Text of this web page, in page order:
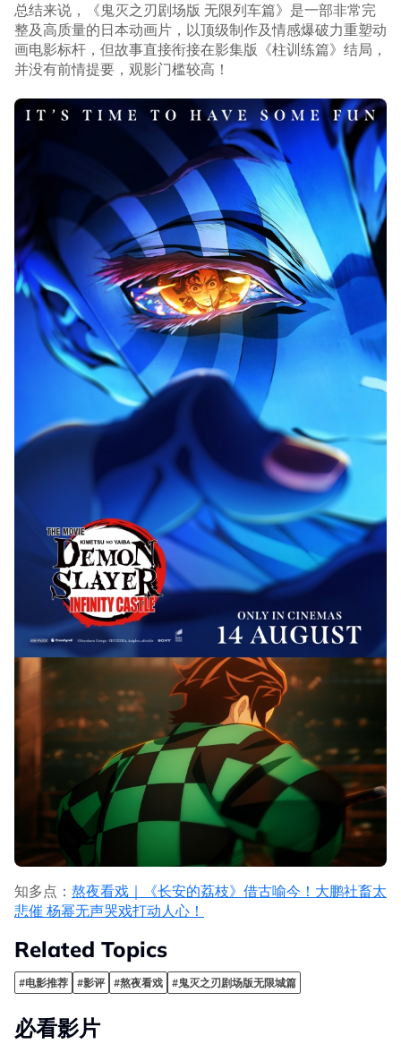
总结来说，《鬼灭之刃剧场版 无限列车篇》是一部非常完
整及高质量的日本动画片，以顶级制作及情感爆破力重塑动
画电影标杆，但故事直接衔接在影集版《柱训练篇》结局，
并没有前情提要，观影门槛较高！
知多点： 熬夜看戏｜《长安的荔枝》借古喻今！大鹏社畜太
悲催 杨幂无声哭戏打动人心！
Related Topics
#电影推荐 #影评 #熬夜看戏 #鬼灭之刃剧场版无限城篇
必看影片